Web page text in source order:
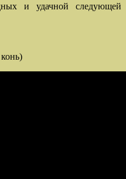
и удачной следующей